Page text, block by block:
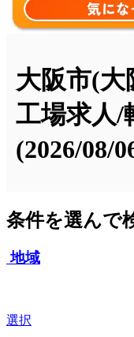
大阪市(大
工場求人/
(2026/08/
条件を選んで
地域
選択